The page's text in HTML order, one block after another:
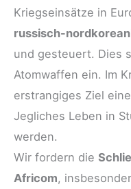
Kriegseinsätze in
russisch-
und gesteuert. Dies
Atomwaffen ein. Im
erstrangiges Ziel
Jegliches Leben in
werden.
Wir fordern die
Africom,